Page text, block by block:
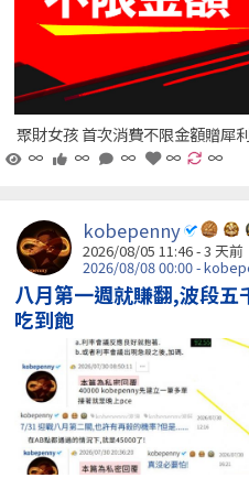
聚財女孩 首次消費不限金額贈犀
∞
∞ ∞ ∞ ∞
kobepenny
2026/08/05 11:46 - 3 天前
2026/08/08 00:00 -
八月第一週就賺翻,波段
吃到飽